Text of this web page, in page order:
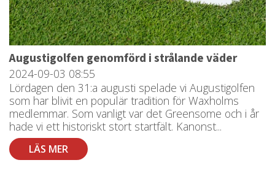
Augustigolfen genomförd i strålande väder
2024-09-03 08:55
Lördagen den 31:a augusti spelade vi Augustigolfen
som har blivit en populär tradition för Waxholms
medlemmar. Som vanligt var det Greensome och i år
hade vi ett historiskt stort startfält. Kanonst...
LÄS MER